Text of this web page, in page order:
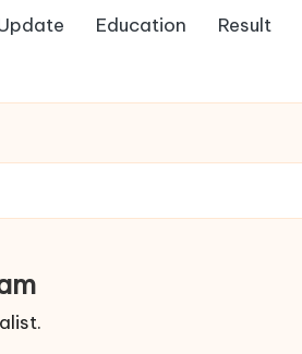
Education Result